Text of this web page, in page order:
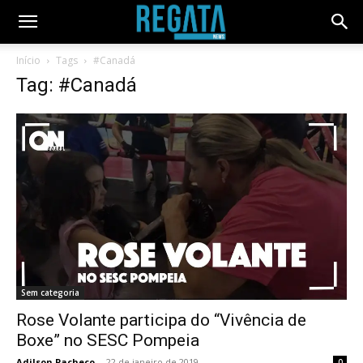
Início Tags #Canadá
Tag: #Canadá
Sem categoria
Rose Volante participa do “Vivência de
Boxe” no SESC Pompeia